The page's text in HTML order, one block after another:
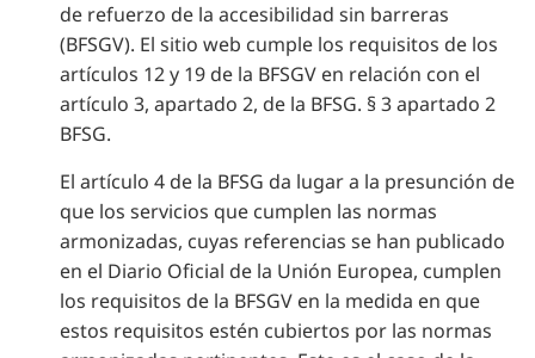
de refuerzo de la accesibilidad sin barreras
(BFSGV). El sitio web cumple los requisitos de los
artículos 12 y 19 de la BFSGV en relación con el
artículo 3, apartado 2, de la BFSG. § 3 apartado 2
BFSG.
El artículo 4 de la BFSG da lugar a la presunción de
que los servicios que cumplen las normas
armonizadas, cuyas referencias se han publicado
en el Diario Oficial de la Unión Europea, cumplen
los requisitos de la BFSGV en la medida en que
estos requisitos estén cubiertos por las normas